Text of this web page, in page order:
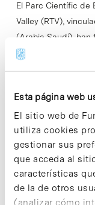
Esta página web
El sitio web de
utiliza cookies
gestionar sus
que acceda al
características
de la de otros
(analizar cómo
El Parc Científic de
Valley (RTV),
(Arabia Saudí), han
para facilitar la…
Sin categorizar
El PCB
que